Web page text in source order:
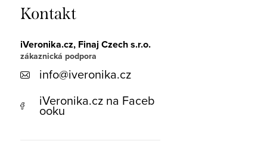
Kontakt
iVeronika.cz, Finaj Czech s.r.o.
info@iveronika.cz
iVeronika.cz na Faceb
ooku